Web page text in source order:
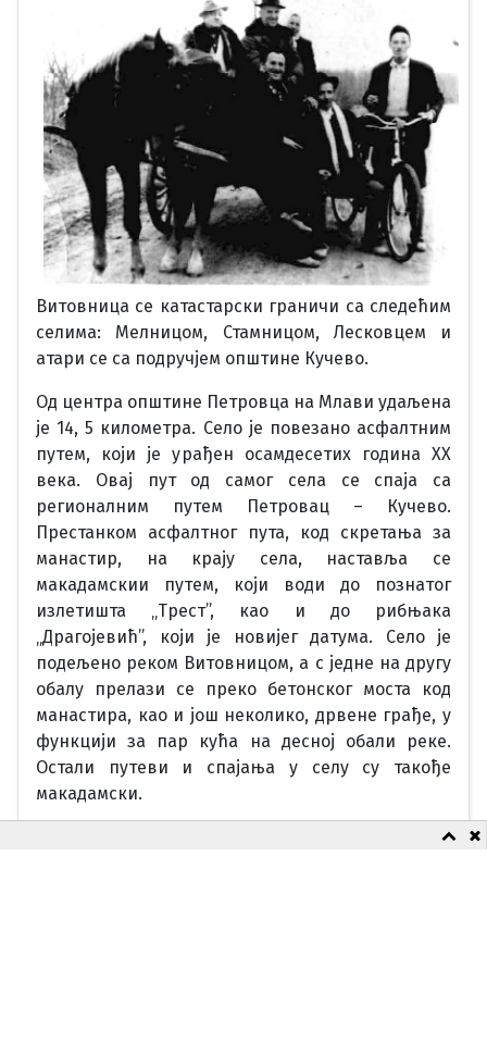
Витовница се катастарски граничи са следећим
селима: Мелницом, Стамницом, Лесковцем и
атари се са подручјем општине Кучево.
Од центра општине Петровца на Млави удаљена
је 14, 5 километра. Село је повезано асфалтним
путем, који је урађен осамдесетих година XX
века. Овај пут од самог села се спаја са
регионалним путем Петровац – Кучево.
Престанком асфалтног пута, код скретања за
манастир, на крају села, наставља се
макадамскии путем, који води до познатог
излетишта „Трест”, као и до рибњака
„Драгојевић”, који је новијег датума. Село је
подељено реком Витовницом, а с једне на другу
обалу прелази се преко бетонског моста код
манастира, као и још неколико, дрвене грађе, у
функцији за пар кућа на десној обали реке.
Остали путеви и спајања у селу су такође
макадамски.